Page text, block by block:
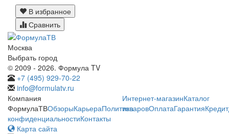
В избранное
Сравнить
Москва
Выбрать город
© 2009 - 2026. Формула TV
+7 (495) 929-70-22
info@formulatv.ru
Компания
ФормулаТВОбзорыКарьераПолитика
конфиденциальностиКонтакты
Интернет-магазинКаталог
товаровОплатаГарантияКредит
Карта сайта